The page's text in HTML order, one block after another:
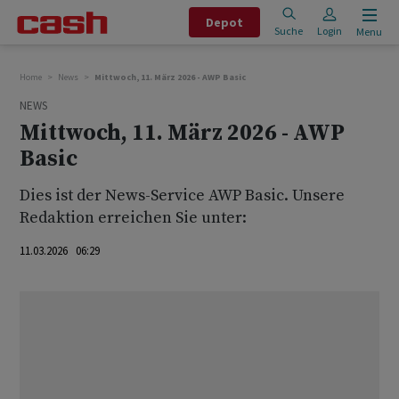
Depot
Suche Login Menu
Home News Mittwoch, 11. März 2026 - AWP Basic
NEWS
Mittwoch, 11. März 2026 - AWP
Basic
Dies ist der News-Service AWP Basic. Unsere
Redaktion erreichen Sie unter:
11.03.2026 06:29